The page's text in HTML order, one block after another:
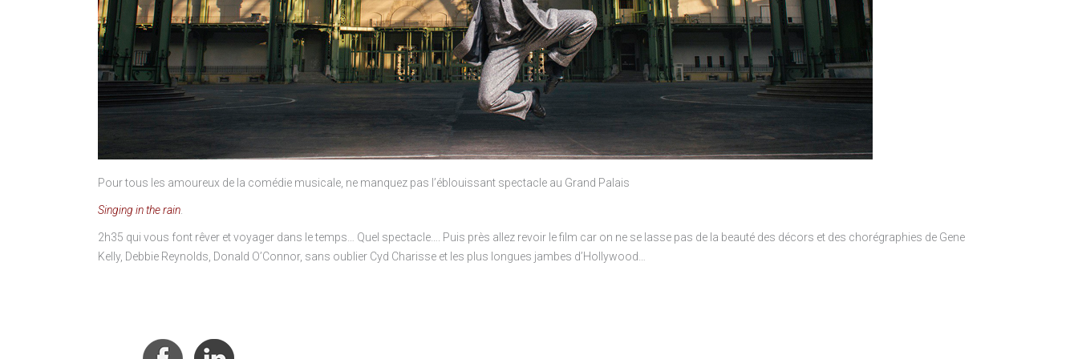
Pour tous les amoureux de la comédie musicale, ne manquez pas l’éblouissant spectacle au Grand Palais
Singing in the rain
2h35 qui vous font rêver et voyager dans le temps… Quel spectacle…. Puis près allez revoir le film car on ne se lasse pas de la beauté des décors et des chorégraphies de Gene
Kelly, Debbie Reynolds, Donald O’Connor, sans oublier Cyd Charisse et les plus longues jambes d’Hollywood…